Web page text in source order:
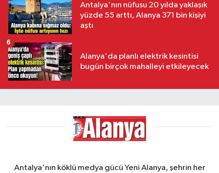
Antalya'nın nüfusu 20 yılda yaklaşık
yüzde 55 arttı, Alanya 371 bin kişiyi
aştı
Alanya'da planlı elektrik kesintisi
bugün birçok mahalleyi etkileyecek
6
Antalya'nın köklü medya gücü Yeni Alanya, şehrin her